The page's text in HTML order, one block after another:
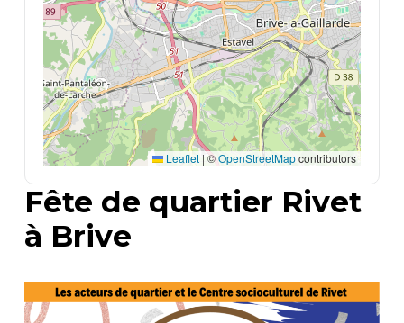
Leaflet |©OpenStreetMapcontributors
Fête de quartier Rivet
à Brive